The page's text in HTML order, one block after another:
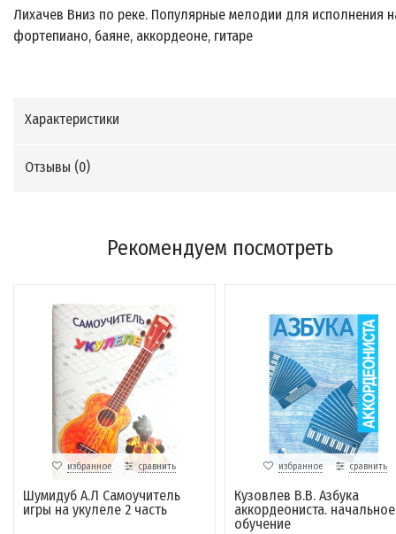
Лихачев Вниз по реке. Популярные мелодии для исполнения
фортепиано, баяне, аккордеоне, гитаре
Характеристики
Отзывы (0)
Рекомендуем посмотреть
избранное сравнить
Шумидуб А.Л Самоучитель
игры на укулеле 2 часть
избранное сравнить
Кузовлев В.В. Азбука
аккордеониста. начальное
обучение